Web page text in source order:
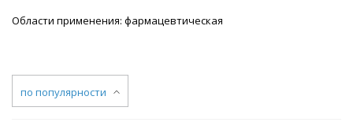
Области применения: фармацевтическая
по популярности